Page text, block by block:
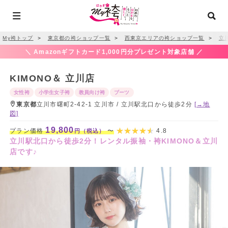
My袴トップ ＞ 東京都の袴ショップ一覧 ＞ 西東京エリアの袴ショップ一覧 ＞ 立
＼ Amazonギフトカード1,000円分プレゼント対象店舗 ／
KIMONO＆ 立川店
女性袴 小学生女子袴 教員向け袴 ブーツ
東京都立川市曙町2-42-1 立川市 / 立川駅北口から徒歩2分[→地
図]
プラン価格19,800円（税込）〜 4.8
立川駅北口から徒歩2分！レンタル振袖・袴KIMONO＆立川
店です♪